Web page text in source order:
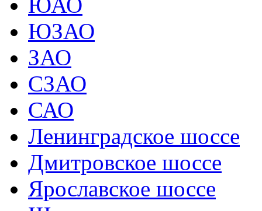
ЮАО
ЮЗАО
ЗАО
СЗАО
САО
Ленинградское шоссе
Дмитровское шоссе
Ярославское шоссе